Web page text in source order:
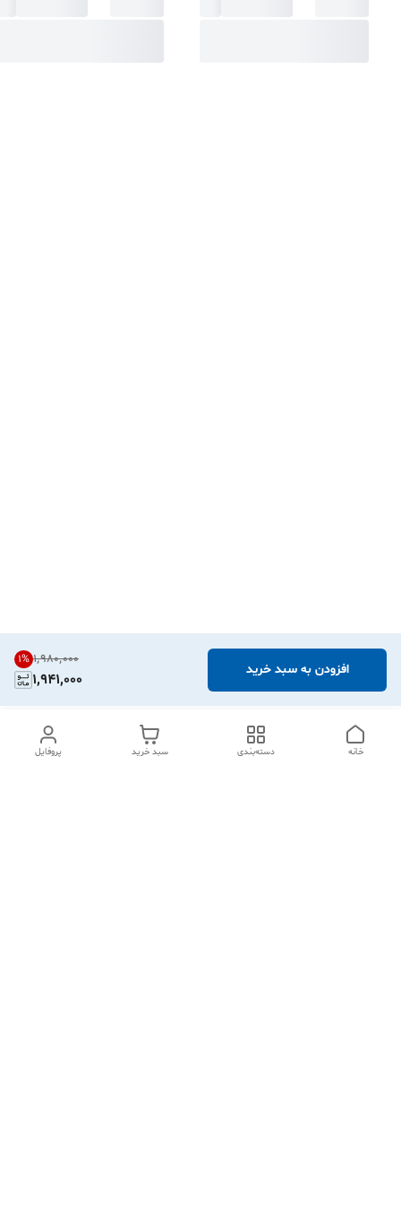
۱٬۹۸۰٬۰۰۰ 1%
1,941,000
افزودن به سبد خرید
پروفایل سبد خرید دسته‌بندی خانه